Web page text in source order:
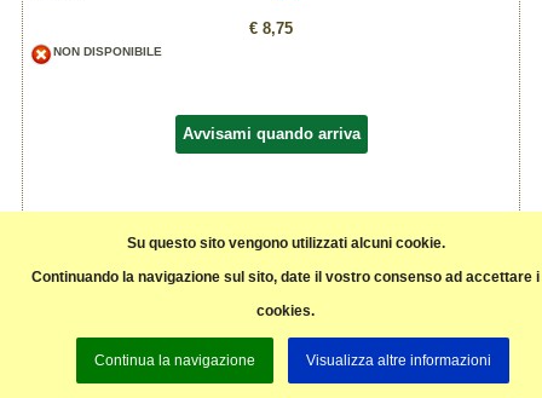
Su questo sito vengono utilizzati alcuni cookie.
Continuando la navigazione sul sito, date il vostro consenso ad accettare i
cookies.
Continua la navigazione Visualizza altre informazioni
€ 8,75
NON DISPONIBILE
Avvisami quando arriva
INGREDIENTI: farina di frumento, burro, zucchero, confettura di fragole 50%,
acidità: fosfato monocalcio, lattato di calcio) scorza di limone
Pagina precedente